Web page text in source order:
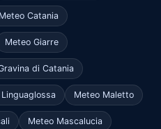
Meteo Catania
Meteo Giarre
di Catania
Meteo Maletto
Meteo Mascalucia